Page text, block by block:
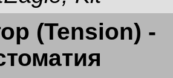
(Tension) -